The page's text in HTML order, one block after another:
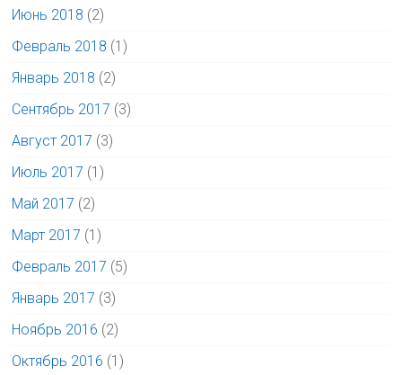
Июнь 2018 (2)
Февраль 2018 (1)
Январь 2018 (2)
Сентябрь 2017 (3)
Август 2017 (3)
Июль 2017 (1)
Май 2017 (2)
Март 2017 (1)
Февраль 2017 (5)
Январь 2017 (3)
Ноябрь 2016 (2)
Октябрь 2016 (1)